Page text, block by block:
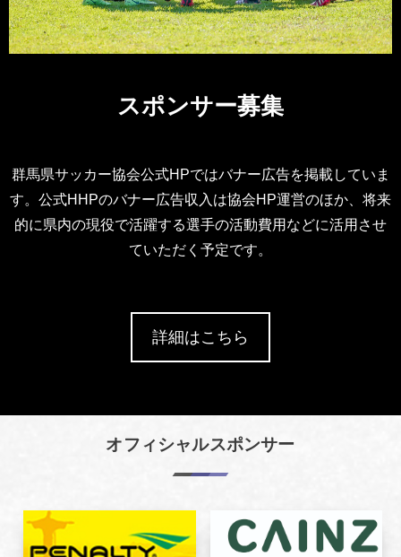
スポンサー募集
群馬県サッカー協会公式HPではバナー広告を掲載していま
す。公式HHPのバナー広告収入は協会HP運営のほか、将来
的に県内の現役で活躍する選手の活動費用などに活用させ
ていただく予定です。
詳細はこちら
オフィシャルスポンサー